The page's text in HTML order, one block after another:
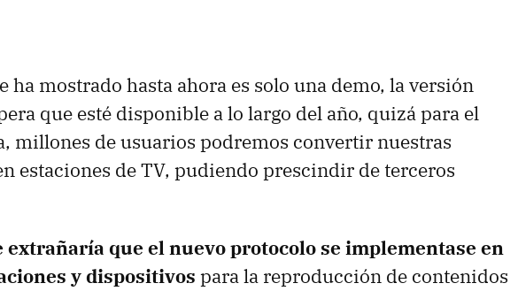
ha mostrado hasta ahora es solo una demo, la versión
que esté disponible a lo largo del año, quizá para el
millones de usuarios podremos convertir nuestras
estaciones de TV, pudiendo prescindir de terceros
extrañaría que el nuevo protocolo se implementase en
y dispositivos para la reproducción de contenidos